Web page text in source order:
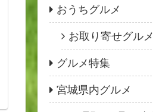
おうちグルメ
お取り寄せグルメ
グルメ特集
宮城県内グルメ